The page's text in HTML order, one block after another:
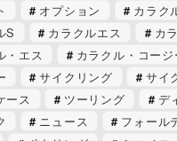
オプション
カラク
S
カラクルエス
カ
・エス
カラクル・コージ
サイクリング
サイ
ース
ツーリング
デ
ニュース
フォール